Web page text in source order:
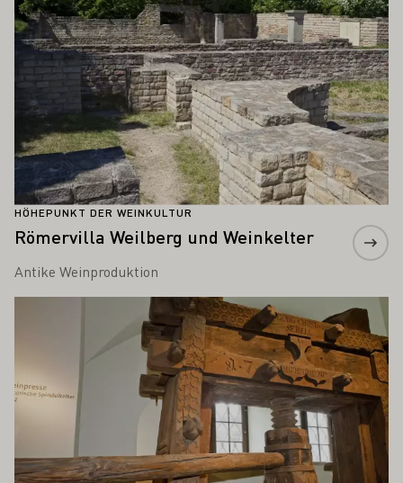
HÖHEPUNKT DER WEINKULTUR
Römervilla Weilberg und Weinkelter
Antike Weinproduktion